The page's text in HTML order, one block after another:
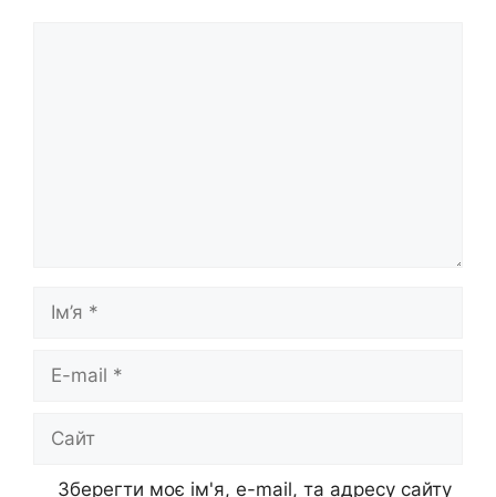
Ім’я
Сайт
Зберегти моє ім'я, e-mail, та адресу сайту